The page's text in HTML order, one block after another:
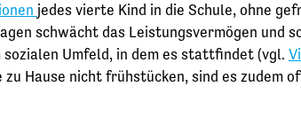
jedes vierte Kind in die Schule, ohne
schwächt das Leistungsvermögen
Umfeld, in dem es stattfindet (vgl.
Hause nicht frühstücken, sind es zudem